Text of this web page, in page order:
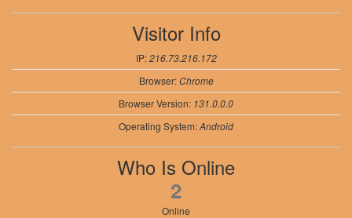
Visitor Info
IP:216.73.216.172
Browser:Chrome
Browser Version: 131.0.0.0
Operating System:Android
Who Is Online
2
Online